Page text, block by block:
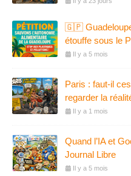
🇬🇵 Guadeloupe
étouffe sous le
Il y a 5 mois
Paris : faut-il
regarder la
Il y a 1 mois
Quand l’IA et
Journal Libre
Il y a 5 mois